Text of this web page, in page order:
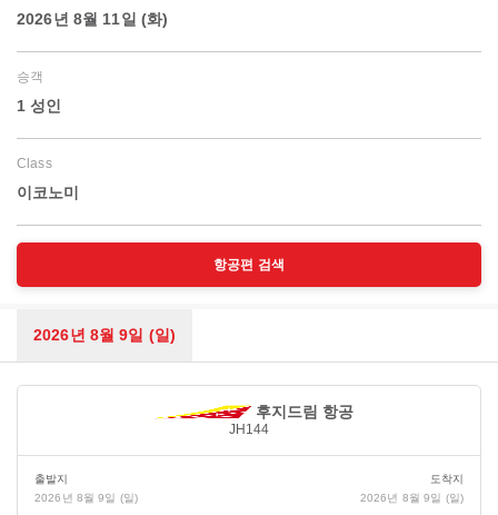
2026년 8월 11일 (화)
승객
1 성인
Class
이코노미
항공편 검색
2026년 8월 9일 (일)
후지드림 항공
JH144
출발지
2026년 8월 9일 (일)
도착지
2026년 8월 9일 (일)